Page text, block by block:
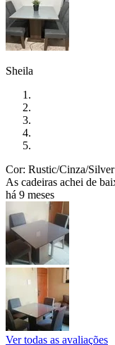
Sheila
Cor: Rustic/Cinza/Silver
As cadeiras achei de
há 9 meses
Ver todas as avaliações